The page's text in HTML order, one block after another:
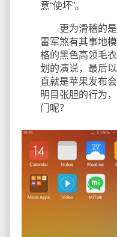
意“使坏”。
更为滑稽的是
雷军煞有其事地
格的黑色高领毛
划的演说，最后
直就是苹果发布
明目张胆的行为
门呢？